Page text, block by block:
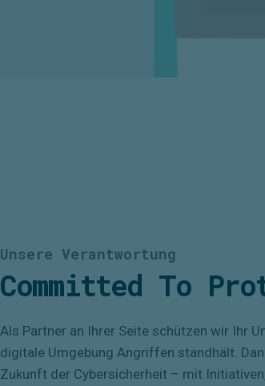
Unsere Verantwortung
Committed To
Als Partner an Ihrer Seite schützen wir Ihr
digitale Umgebung Angriffen standhält.
Zukunft der Cybersicherheit – mit